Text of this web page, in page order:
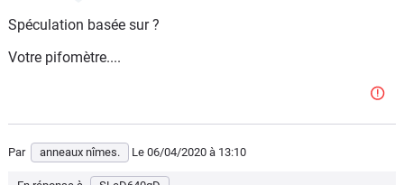
Spéculation basée sur ?
Votre pifomètre....
Par anneaux nîmes. Le 06/04/2020 à 13:10